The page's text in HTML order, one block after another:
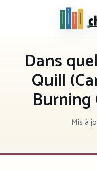
Dans
Quill
Burning
Mis à